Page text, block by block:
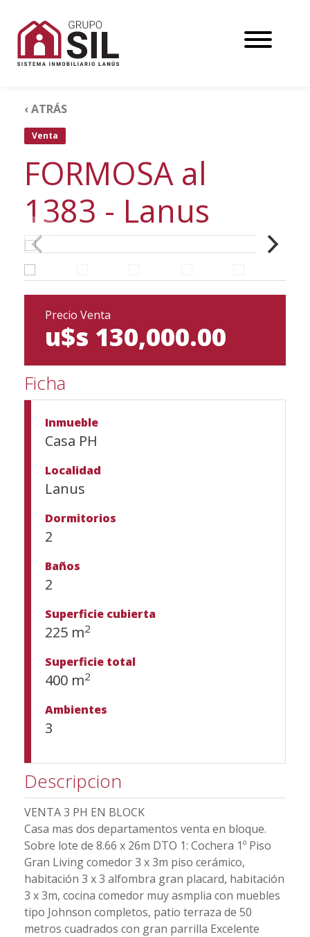
‹ ATRÁS
Venta
FORMOSA al
1383 - Lanus
Precio Venta
u$s 130,000.00
Ficha
Inmueble
Casa PH
Localidad
Lanus
Dormitorios
2
Baños
2
Superficie cubierta
225 m2
Superficie total
400 m2
Ambientes
3
Descripcion
VENTA 3 PH EN BLOCK
Casa mas dos departamentos venta en bloque.
Sobre lote de 8.66 x 26m DTO 1: Cochera 1º Piso
Gran Living comedor 3 x 3m piso cerámico,
habitación 3 x 3 alfombra gran placard, habitación
3 x 3m, cocina comedor muy asmplia con muebles
tipo Johnson completos, patio terraza de 50
metros cuadrados con gran parrilla Excelente